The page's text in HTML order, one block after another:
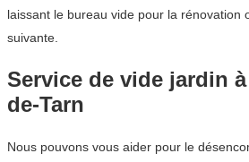
laissant le bureau vide pour la rénovation
suivante.
Service de vide jardin
de-Tarn
Nous pouvons vous aider pour le